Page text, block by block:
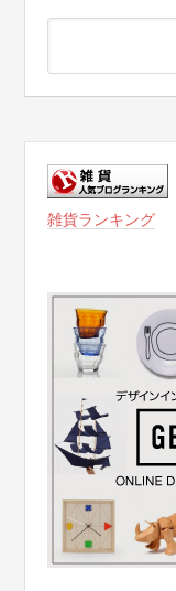
雑貨ランキング